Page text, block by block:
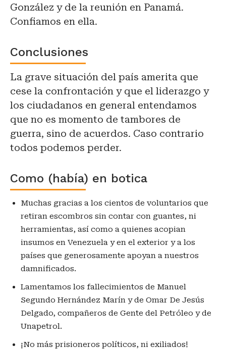
González y de la reunión en Panamá.
Confiamos en ella.
Conclusiones
La grave situación del país amerita que
cese la confrontación y que el liderazgo y
los ciudadanos en general entendamos
que no es momento de tambores de
guerra, sino de acuerdos. Caso contrario
todos podemos perder.
Como (había) en botica
Muchas gracias a los cientos de voluntarios que
retiran escombros sin contar con guantes, ni
herramientas, así como a quienes acopian
insumos en Venezuela y en el exterior y a los
países que generosamente apoyan a nuestros
damnificados.
Lamentamos los fallecimientos de Manuel
Segundo Hernández Marín y de Omar De Jesús
Delgado, compañeros de Gente del Petróleo y de
Unapetrol.
¡No más prisioneros políticos, ni exiliados!